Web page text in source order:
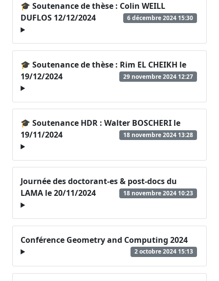
🎓 Soutenance de thèse : Colin WEILL
DUFLOS 12/12/2024
6 décembre 2024 15:30
🎓 Soutenance de thèse : Rim EL CHEIKH le
19/12/2024
29 novembre 2024 12:27
🎓 Soutenance HDR : Walter BOSCHERI le
19/11/2024
18 novembre 2024 13:28
Journée des doctorant-es & post-docs du
LAMA le 20/11/2024
18 novembre 2024 10:23
Conférence Geometry and Computing 2024
2 octobre 2024 15:13